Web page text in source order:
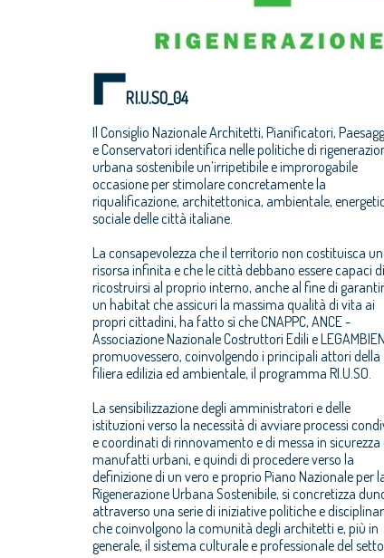
RI.U.SO_04
Il Consiglio Nazionale Architetti, Pianificatori,
e Conservatori identifica nelle politiche di
urbana sostenibile un’irripetibile e improrogabile
occasione per stimolare concretamente la
riqualificazione, architettonica, ambientale,
sociale delle città italiane.
La consapevolezza che il territorio non costituisca
risorsa infinita e che le città debbano essere capaci di
ricostruirsi al proprio interno, anche al fine di
un habitat che assicuri la massima qualità di vita ai
propri cittadini, ha fatto sì che CNAPPC, ANCE -
Associazione Nazionale Costruttori Edili e
promuovessero, coinvolgendo i principali attori della
filiera edilizia ed ambientale, il programma RI.U.SO.
La sensibilizzazione degli amministratori e delle
istituzioni verso la necessità di avviare processi
e coordinati di rinnovamento e di messa in sicurezza
manufatti urbani, e quindi di procedere verso la
definizione di un vero e proprio Piano Nazionale per
Rigenerazione Urbana Sostenibile, si concretizza
attraverso una serie di iniziative politiche e
che coinvolgono la comunità degli architetti e, più in
generale, il sistema culturale e professionale del